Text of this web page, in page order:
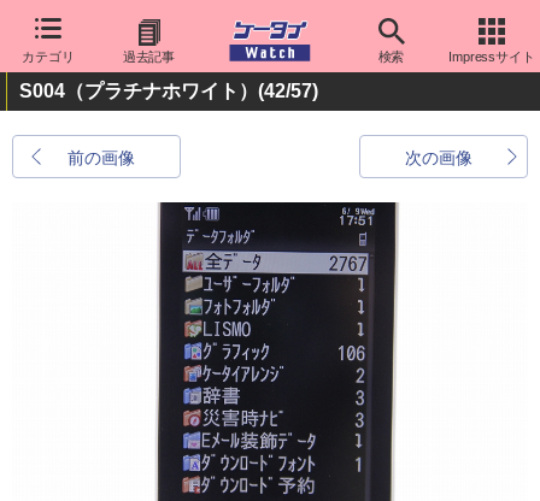
カテゴリ 過去記事 検索 Impressサイト
S004（プラチナホワイト） (42/57)
前の画像 次の画像